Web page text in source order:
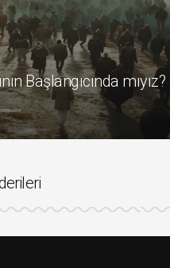
Başlangıcında mıyız?